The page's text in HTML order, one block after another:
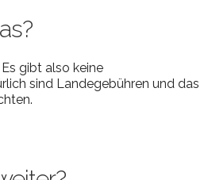
gibt also keine
sind Landegebühren und das